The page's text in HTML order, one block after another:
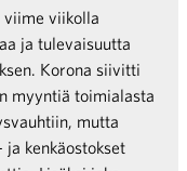
viime viikolla
ja tulevaisuutta
Korona siivitti
myyntiä toimialasta
mutta
ja kenkäostokset